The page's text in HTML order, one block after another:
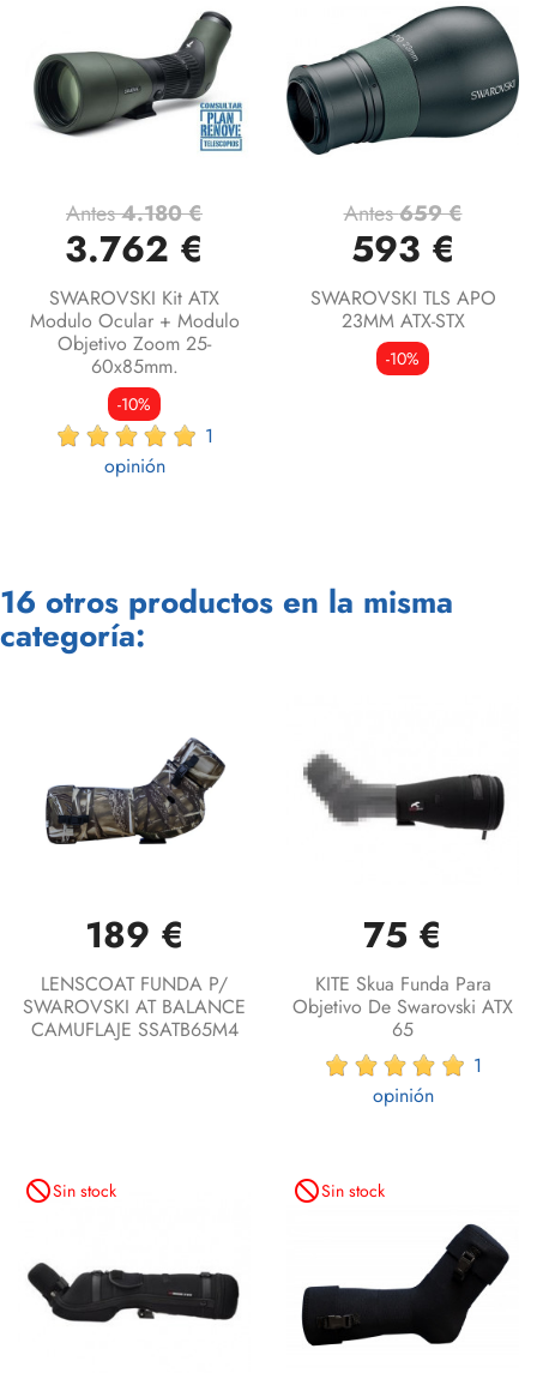
Antes4.180 €
3.762 €
SWAROVSKI Kit ATX
Modulo Ocular + Modulo
Objetivo Zoom 25-
60x85mm.
-10%
1
opinión
Antes659 €
593 €
SWAROVSKI TLS APO
23MM ATX-STX
-10%
16 otros productos en la misma
categoría:
189 €
LENSCOAT FUNDA P/
SWAROVSKI AT BALANCE
CAMUFLAJE SSATB65M4
75 €
KITE Skua Funda Para
Objetivo De Swarovski ATX
65
1
opinión
not_interestedSin stock not_interestedSin stock